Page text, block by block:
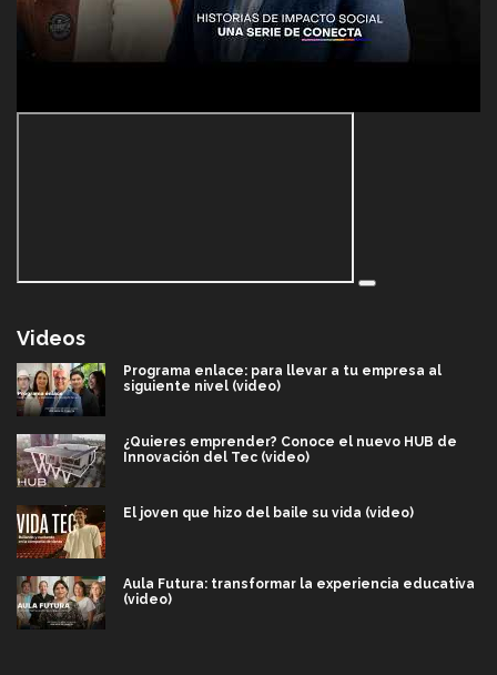
Videos
Programa enlace: para llevar a tu empresa al
siguiente nivel (video)
¿Quieres emprender? Conoce el nuevo HUB de
Innovación del Tec (video)
El joven que hizo del baile su vida (video)
Aula Futura: transformar la experiencia educativa
(video)